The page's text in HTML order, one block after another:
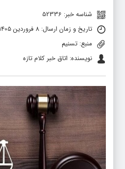
شناسه خبر: 52336
تاریخ و زمان ارسال: 8 فروردین 1405 ساعت 14:56
منبع: تسنیم
نویسنده: اتاق خبر کلام تازه